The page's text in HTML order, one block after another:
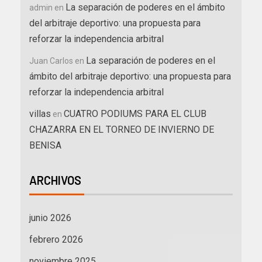
admin en La separación de poderes en el ámbito
del arbitraje deportivo: una propuesta para
reforzar la independencia arbitral
Juan Carlos en La separación de poderes en el
ámbito del arbitraje deportivo: una propuesta para
reforzar la independencia arbitral
villas en CUATRO PODIUMS PARA EL CLUB
CHAZARRA EN EL TORNEO DE INVIERNO DE
BENISA
ARCHIVOS
junio 2026
febrero 2026